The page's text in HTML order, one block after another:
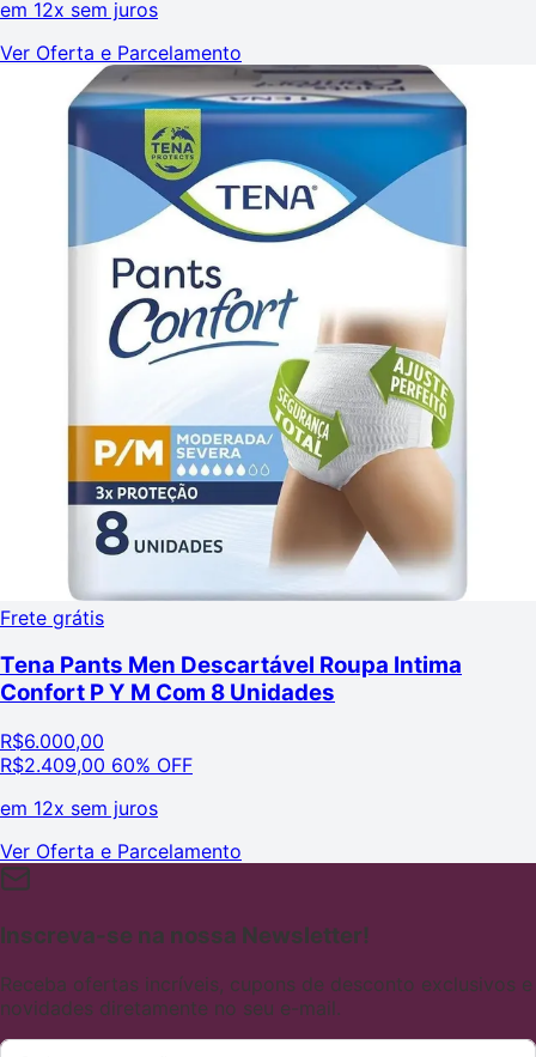
em 12x sem juros
Ver Oferta e Parcelamento
Frete grátis
Tena Pants Men Descartável Roupa Intima
Confort P Y M Com 8 Unidades
R$6.000,00
R$2.409,00 60% OFF
em 12x sem juros
Ver Oferta e Parcelamento
Inscreva-se na nossa Newsletter!
Receba ofertas incríveis, cupons de desconto exclusivos e
novidades diretamente no seu e-mail.